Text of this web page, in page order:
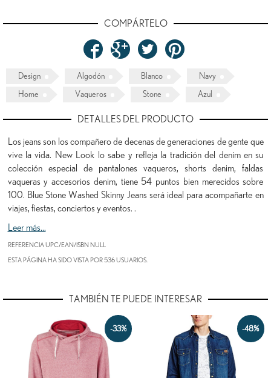
COMPÁRTELO
Design Algodón Blanco Navy
Home Vaqueros Stone Azul
DETALLES DEL PRODUCTO
Los jeans son los compañero de decenas de generaciones de gente que
vive la vida. New Look lo sabe y refleja la tradición del denim en su
colección especial de pantalones vaqueros, shorts denim, faldas
vaqueras y accesorios denim, tiene 54 puntos bien merecidos sobre
100. Blue Stone Washed Skinny Jeans será ideal para acompañarte en
viajes, fiestas, conciertos y eventos. .
Leer más...
REFERENCIA UPC/EAN/ISBN NULL
ESTA PÁGINA HA SIDO VISTA POR 536 USUARIOS.
TAMBIÉN TE PUEDE INTERESAR
-33% -48%